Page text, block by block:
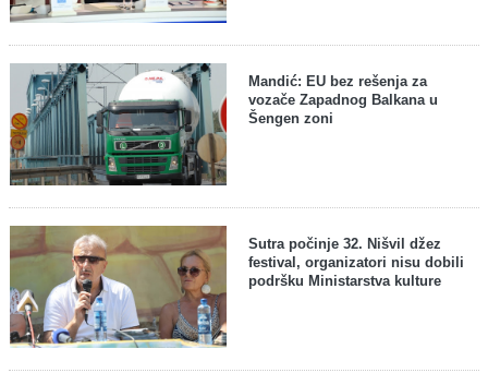
Mandić: EU bez rešenja za
vozače Zapadnog Balkana u
Šengen zoni
Sutra počinje 32. Nišvil džez
festival, organizatori nisu dobili
podršku Ministarstva kulture